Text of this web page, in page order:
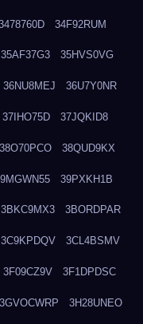
34F92RUM
35AF37G3 35HVS0VG
36NU8MEJ 36U7Y0NR
37IHO75D 37JQKID8
38O70PCO 38QUD9KX
39PXKH1B
3BKC9MX3 3BORDPAR
3C9KPDQV 3CL4BSMV
3F09CZ9V 3F1DPDSC
3GVOCWRP 3H28UNEO